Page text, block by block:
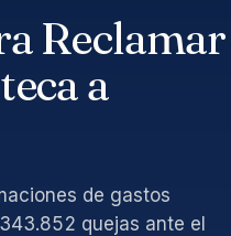
Reclamar
a
de gastos
quejas ante el